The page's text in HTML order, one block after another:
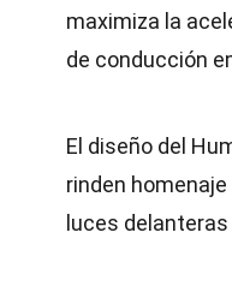
maximiza la
de conducción
El diseño del
rinden
luces